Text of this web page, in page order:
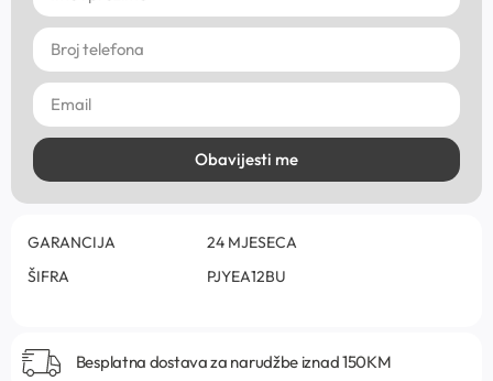
Obavijesti me
GARANCIJA
24 MJESECA
ŠIFRA
PJYEA12BU
Besplatna dostava za narudžbe iznad 150KM